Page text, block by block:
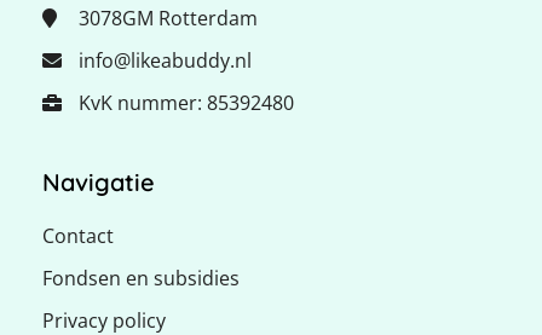
3078GM Rotterdam
info@likeabuddy.nl
KvK nummer: 85392480
Navigatie
Contact
Fondsen en subsidies
Privacy policy